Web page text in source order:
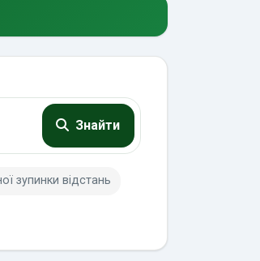
Знайти
зупинки відстань